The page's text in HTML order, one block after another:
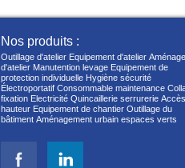
Nos produits :
Outillage d'atelier Equipement d'atelier
d'atelier Manutention levage Equipement de
protection individuelle Hygiène sécurité
Électroportatif Consommable maintenance
fixation Electricité Quincaillerie serrurerie
hauteur Equipement de chantier Outillage du
bâtiment Aménagement urbain espaces verts